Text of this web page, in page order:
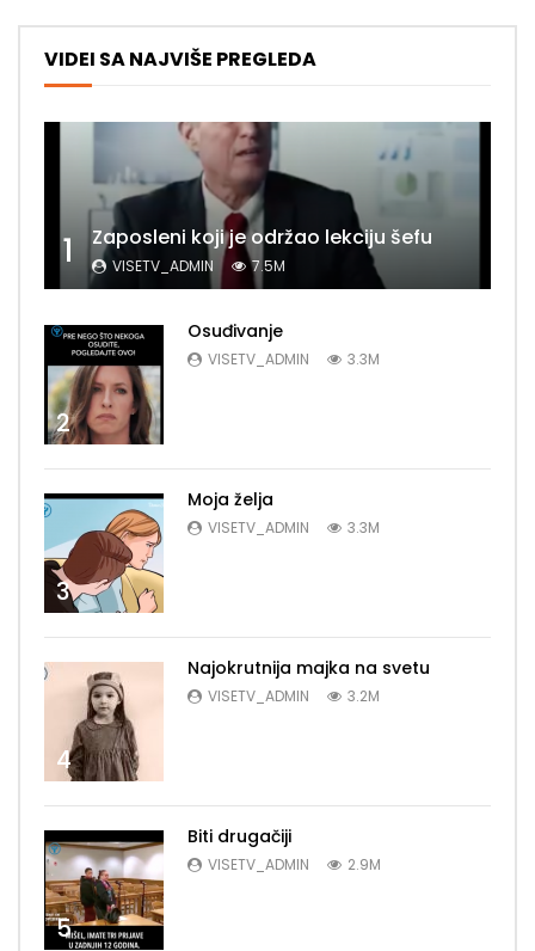
VIDEI SA NAJVIŠE PREGLEDA
1 Zaposleni koji je održao lekciju šefu
VISETV_ADMIN 7.5M
2
Osuđivanje
VISETV_ADMIN 3.3M
3
Moja želja
VISETV_ADMIN 3.3M
4
Najokrutnija majka na svetu
VISETV_ADMIN 3.2M
5
Biti drugačiji
VISETV_ADMIN 2.9M